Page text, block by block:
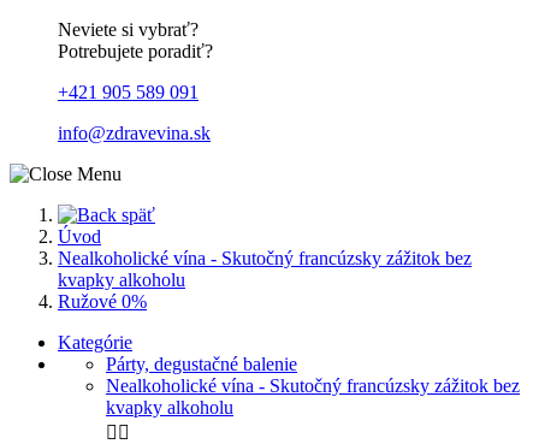
Neviete si vybrať?
Potrebujete poradiť?
+421 905 589 091
info@zdravevina.sk
späť
Úvod
Nealkoholické vína - Skutočný francúzsky zážitok bez
kvapky alkoholu
Ružové 0%
Kategórie
Párty, degustačné balenie
Nealkoholické vína - Skutočný francúzsky zážitok bez
kvapky alkoholu
 